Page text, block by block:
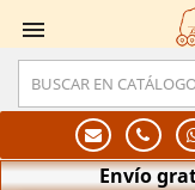

Envío